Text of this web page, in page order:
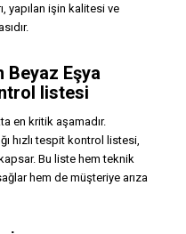
yapılan işin kalitesi ve
Beyaz Eşya
listesi
en kritik aşamadır.
hızlı tespit kontrol listesi,
Bu liste hem teknik
hem de müşteriye arıza